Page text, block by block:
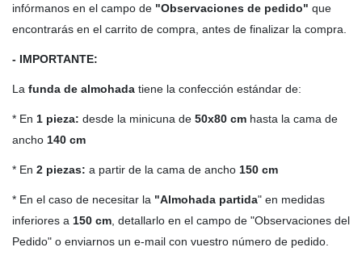
infórmanos en el campo de "Observaciones de pedido" que
encontrarás en el carrito de compra, antes de finalizar la compra.
- IMPORTANTE:
La funda de almohada tiene la confección estándar de:
* En 1 pieza: desde la minicuna de 50x80 cm hasta la cama de
ancho 140 cm
* En 2 piezas: a partir de la cama de ancho 150 cm
* En el caso de necesitar la "Almohada partida" en medidas
inferiores a 150 cm, detallarlo en el campo de "Observaciones del
Pedido" o enviarnos un e-mail con vuestro número de pedido.